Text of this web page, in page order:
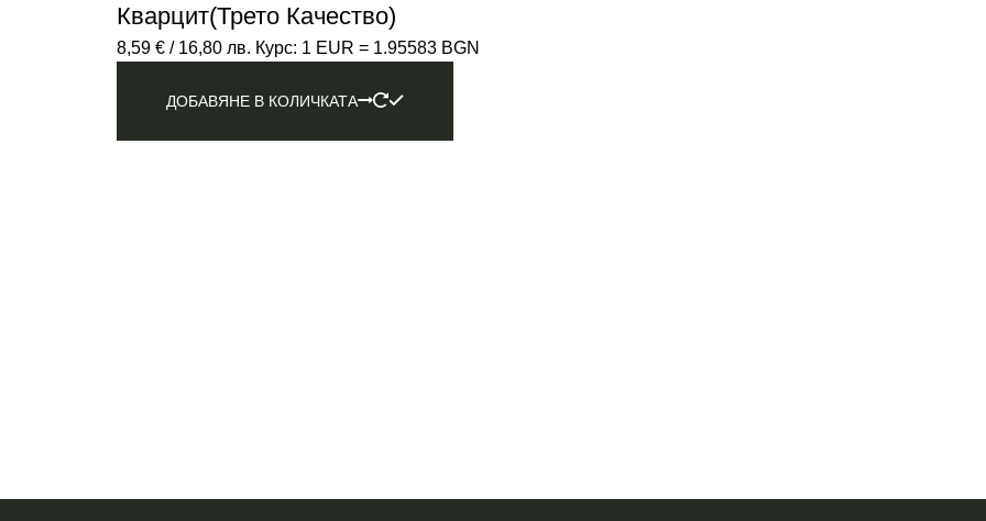
Кварцит(трето Качество)
8,59 € / 16,80 лв. Курс: 1 EUR = 1.95583 BGN
ДОБАВЯНЕ В КОЛИЧКАТА